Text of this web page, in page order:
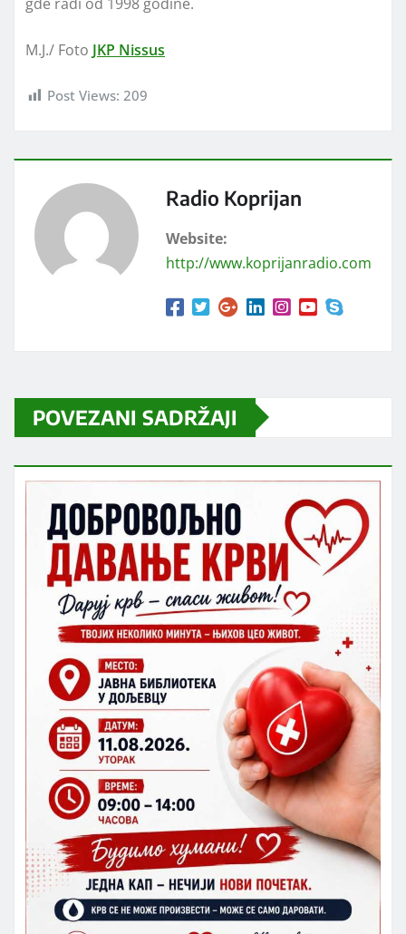
M.J./ Foto JKP Nissus
Post Views: 209
Radio Koprijan
Website:
http://www.koprijanradio.com
POVEZANI SADRŽAJI